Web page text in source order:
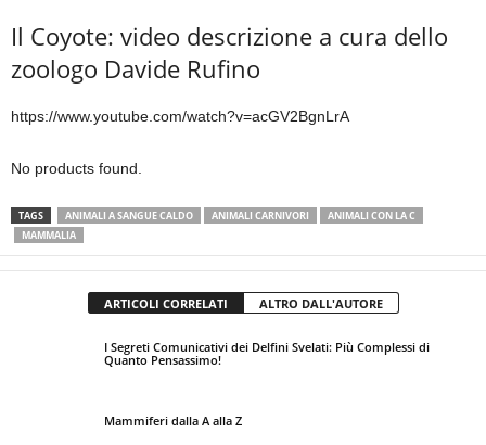
Il Coyote: video descrizione a cura dello
zoologo Davide Rufino
https://www.youtube.com/watch?v=acGV2BgnLrA
No products found.
TAGS ANIMALI A SANGUE CALDO ANIMALI CARNIVORI
ANIMALI CON LA C
MAMMALIA
ARTICOLI CORRELATI ALTRO DALL'AUTORE
I Segreti Comunicativi dei Delfini Svelati: Più Complessi di
Quanto Pensassimo!
Mammiferi dalla A alla Z